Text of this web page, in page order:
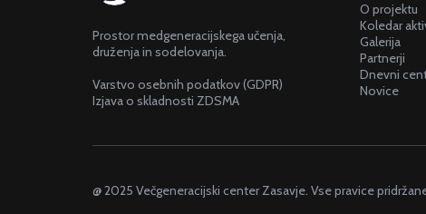
Prostor medgeneracijskega učenja,
druženja in sodelovanja.
Varstvo osebnih podatkov (GDPR)
Izjava o skladnosti ZDSMA
O projektu
Koledar
Galerija
Partnerji
Dnevni
Novice
@ 2025 Večgeneracijski center Zasavje. Vse pravice